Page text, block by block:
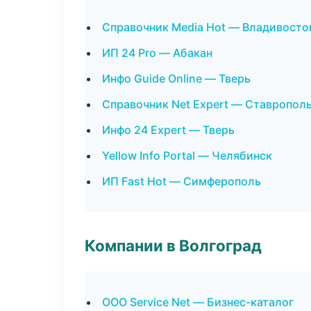
Справочник Media Hot —
ИП 24 Pro — Абакан
Инфо Guide Online — Тверь
Справочник Net Expert —
Инфо 24 Expert — Тверь
Yellow Info Portal — Челябинск
ИП Fast Hot — Симферополь
Компании в Волгоград
ООО Service Net — Бизнес-каталог